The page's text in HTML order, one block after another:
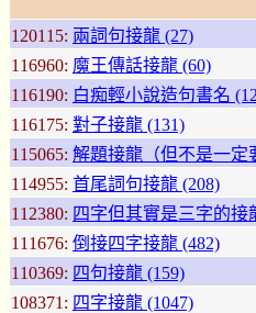
120115: 兩詞句接龍 (27)
116960: 魔王傳話接龍 (60)
116190: 白痴輕小說造句書名
116175: 對子接龍 (131)
115065: 解題接龍（但不是一定
114955: 首尾詞句接龍 (208)
112380: 四字但其實是三字的接
111676: 倒接四字接龍 (482)
110369: 四句接龍 (159)
108371: 四字接龍 (1047)